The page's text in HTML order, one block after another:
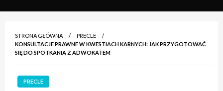
STRONA GŁÓWNA
PRECLE
KONSULTACJE PRAWNE W KWESTIACH KARNYCH: JAK PRZYGOTOWAĆ
SIĘ DO SPOTKANIA Z ADWOKATEM
PRECLE